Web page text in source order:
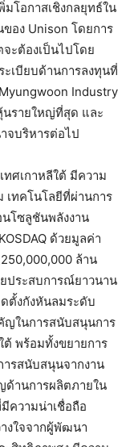
มโอกาสเชิงกลยุทธ์ใน
อง Unison โดยการ
ะต้องเป็นไปโดย
เบียบด้านการลงทุนที่
Industry
นรายใหญ่ที่สุด และ
จบริหารต่อไป
ศเกาหลีใต้ มีความ
เทคโนโลยีที่ผ่านการ
โซลูชันพลังงาน
ด้วยมูลค่า
ล้าน
ประสบการณ์ยาวนาน
ตั้งกังหันลมระดับ
ญในการสนับสนุนการ
ต้ พร้อมทั้งขยายการ
ารสนับสนุนจากงาน
ด้านการผลิตภายใน
ความน่าเชื่อถือ
งใจจากผู้พัฒนา